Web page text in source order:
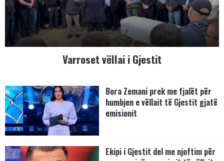
Varroset vëllai i Gjestit
Bora Zemani prek me fjalët për
humbjen e vëllait të Gjestit gjatë
emisionit
Ekipi i Gjestit del me njoftim për